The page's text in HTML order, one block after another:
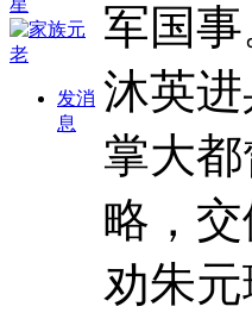
发消
息
军国
沐英
掌大
略，
劝朱